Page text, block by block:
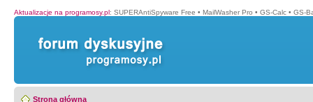
Aktualizacje na programosy.pl: SUPERAntiSpyware Free • MailWasher Pro • GS-Calc • GS-
Strona główna